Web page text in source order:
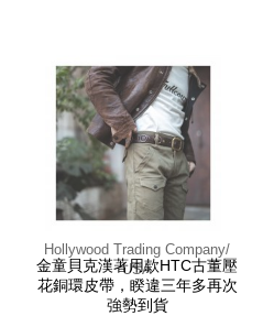
Hollywood Trading Company/
USA
金童貝克漢著用款HTC古董壓
花銅環皮帶，睽違三年多再次
強勢到貨